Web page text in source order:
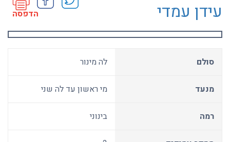
עידן עמדי
הדפסה
סולם לה מינור
מנעד מי ראשון עד לה שני
רמה בינוני